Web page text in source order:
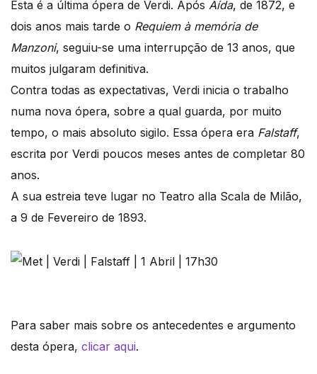
Esta é a última ópera de Verdi. Após Aída, de 1872, e
dois anos mais tarde o Requiem à memória de
Manzoni, seguiu-se uma interrupção de 13 anos, que
muitos julgaram definitiva.
Contra todas as expectativas, Verdi inicia o trabalho
numa nova ópera, sobre a qual guarda, por muito
tempo, o mais absoluto sigilo. Essa ópera era Falstaff,
escrita por Verdi poucos meses antes de completar 80
anos.
A sua estreia teve lugar no Teatro alla Scala de Milão,
a 9 de Fevereiro de 1893.
Para saber mais sobre os antecedentes e argumento
desta ópera, clicar aqui.